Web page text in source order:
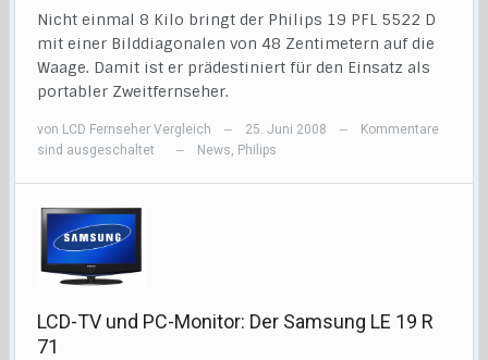
Nicht einmal 8 Kilo bringt der Philips 19 PFL 5522 D
mit einer Bilddiagonalen von 48 Zentimetern auf die
Waage. Damit ist er prädestiniert für den Einsatz als
portabler Zweitfernseher.
von LCD Fernseher Vergleich — 25. Juni 2008 —
Kommentare
sind ausgeschaltet
— News, Philips
LCD-TV und PC-Monitor: Der Samsung LE 19 R
71